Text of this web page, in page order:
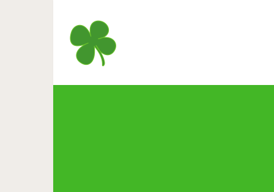
15 питомцев, чья реакция